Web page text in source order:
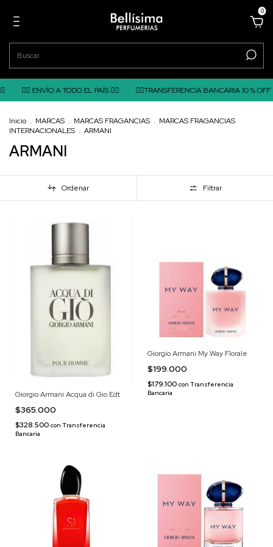
0
❤️‍🔥 ENVÍO A TODO EL PAÍS ❤️‍🔥 ❤️‍🔥TRANSFERENCIA BANCARIA 10 % OFF
Inicio . MARCAS . MARCAS FRAGANCIAS . MARCAS FRAGANCIAS
INTERNACIONALES . ARMANI
ARMANI
Ordenar Filtrar
Giorgio Armani Acqua di Gio Edt
$365.000
$328.500 con Transferencia
Bancaria
Giorgio Armani My Way Florale
$199.000
$179.100 con Transferencia
Bancaria